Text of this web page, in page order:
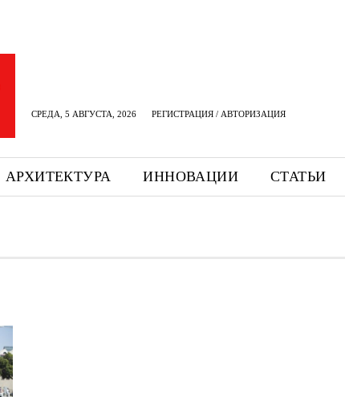
СРЕДА, 5 АВГУСТА, 2026 РЕГИСТРАЦИЯ / АВТОРИЗАЦИЯ
АРХИТЕКТУРА ИННОВАЦИИ СТАТЬИ